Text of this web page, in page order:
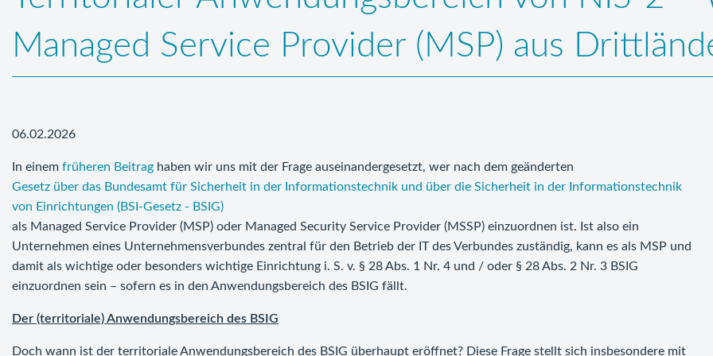
Managed Service Provider (MSP) aus
06.02.2026
In einem früheren Beitrag haben wir uns mit der Frage auseinandergesetzt, wer nach dem geänderten
Gesetz über das Bundesamt für Sicherheit in der Informationstechnik und über die Sicherheit in der Informationstechnik
von Einrichtungen (BSI-Gesetz - BSIG)
als Managed Service Provider (MSP) oder Managed Security Service Provider (MSSP) einzuordnen ist. Ist also ein
Unternehmen eines Unternehmensverbundes zentral für den Betrieb der IT des Verbundes zuständig, kann es als MSP und
damit als wichtige oder besonders wichtige Einrichtung i. S. v. § 28 Abs. 1 Nr. 4 und / oder § 28 Abs. 2 Nr. 3 BSIG
einzuordnen sein – sofern es in den Anwendungsbereich des BSIG fällt.
Der (territoriale) Anwendungsbereich des BSIG
Doch wann ist der territoriale Anwendungsbereich des BSIG überhaupt eröffnet? Diese Frage stellt sich insbesondere mit